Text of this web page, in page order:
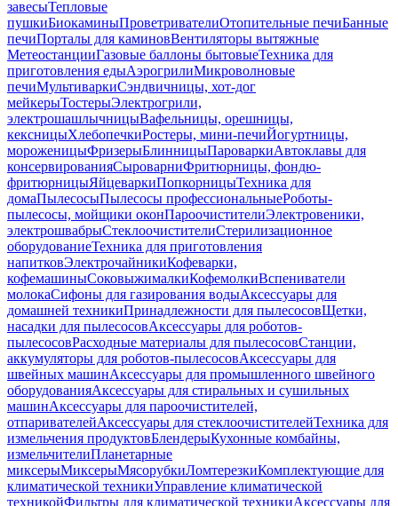
завесыТепловые
пушкиБиокаминыПроветривателиОтопительные печиБанные
печиПорталы для каминовВентиляторы вытяжные
МетеостанцииГазовые баллоны бытовыеТехника для
приготовления едыАэрогрилиМикроволновые
печиМультиваркиСэндвичницы, хот-дог
мейкерыТостерыЭлектрогрили,
электрошашлычницыВафельницы, орешницы,
кексницыХлебопечкиРостеры, мини-печиЙогуртницы,
мороженицыФризерыБлинницыПароваркиАвтоклавы для
консервированияСыроварниФритюрницы, фондю-
фритюрницыЯйцеваркиПопкорницыТехника для
домаПылесосыПылесосы профессиональныеРоботы-
пылесосы, мойщики оконПароочистителиЭлектровеники,
электрошвабрыСтеклоочистителиСтерилизационное
оборудованиеТехника для приготовления
напитковЭлектрочайникиКофеварки,
кофемашиныСоковыжималкиКофемолкиВспениватели
молокаСифоны для газирования водыАксессуары для
домашней техникиПринадлежности для пылесосовЩетки,
насадки для пылесосовАксессуары для роботов-
пылесосовРасходные материалы для пылесосовСтанции,
аккумуляторы для роботов-пылесосовАксессуары для
швейных машинАксессуары для промышленного швейного
оборудованияАксессуары для стиральных и сушильных
машинАксессуары для пароочистителей,
отпаривателейАксессуары для стеклоочистителейТехника для
измельчения продуктовБлендерыКухонные комбайны,
измельчителиПланетарные
миксерыМиксерыМясорубкиЛомтерезкиКомплектующие для
климатической техникиУправление климатической
техникойФильтры для климатической техникиАксессуары для